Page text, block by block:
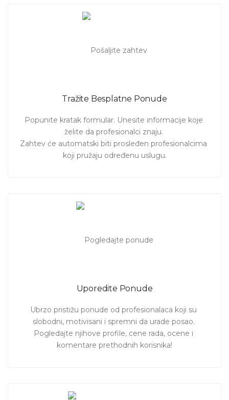
izgradnju novog krova
Tražite Besplatne Ponude
Popunite kratak formular. Unesite informacije koje
želite da profesionalci znaju.
Zahtev će automatski biti prosleđen profesionalcima
koji pružaju određenu uslugu.
Uporedite Ponude
Ubrzo pristižu ponude od profesionalaca koji su
slobodni, motivisani i spremni da urade posao.
Pogledajte njihove profile, cene rada, ocene i
komentare prethodnih korisnika!